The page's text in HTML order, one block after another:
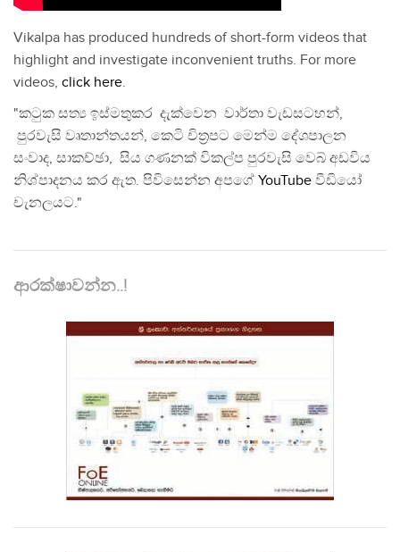
Vikalpa has produced hundreds of short-form videos that
highlight and investigate inconvenient truths. For more
videos, click here.
"කටුක සත්‍ය ඉස්මතුකර දැක්වෙන වාර්තා වැඩසටහන්,
පුරවැසි වෘතාන්තයන්, කෙටි චිත්‍රපට මෙන්ම දේශපාලන
සංවාද, සාකච්ඡා, සිය ගණනක් විකල්ප පුරවැසි වෙබ් අඩවිය
නිශ්පාදනය කර ඇත. පිවිසෙන්න අපගේ YouTube වීඩියෝ
චැනලයට."
ආරක්ෂාවන්න..!